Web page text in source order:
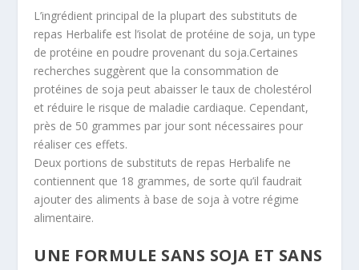
L’ingrédient principal de la plupart des substituts de
repas Herbalife est l’isolat de protéine de soja, un type
de protéine en poudre provenant du soja.Certaines
recherches suggèrent que la consommation de
protéines de soja peut abaisser le taux de cholestérol
et réduire le risque de maladie cardiaque. Cependant,
près de 50 grammes par jour sont nécessaires pour
réaliser ces effets.
Deux portions de substituts de repas Herbalife ne
contiennent que 18 grammes, de sorte qu’il faudrait
ajouter des aliments à base de soja à votre régime
alimentaire.
UNE FORMULE SANS SOJA ET SANS